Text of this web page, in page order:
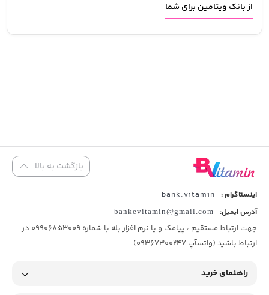
از بانک ویتامین برای شما
بازگشت به بالا
اینستاگرام : bank.vitamin
آدرس ایمیل: bankevitamin@gmail.com
جهت ارتباط مستقیم ، پیامک و یا نرم افزار بله با شماره 09906853009 در
ارتباط باشید (واتسآپ 09367300247)
راهنمای خرید